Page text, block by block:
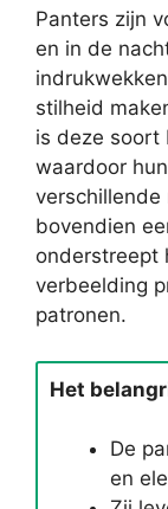
Panters zijn
en in de
stilheid
is deze soort
waardoor
bovendien
onderstreept
verbeelding
patronen.
Het
De
en